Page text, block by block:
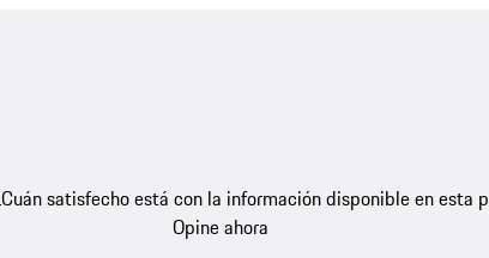
satisfecho está con la información disponible en esta
Opine ahora